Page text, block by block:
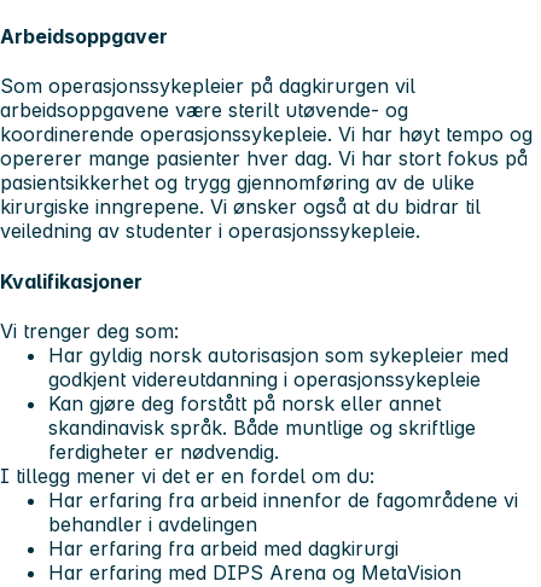
Arbeidsoppgaver
Som operasjonssykepleier på dagkirurgen vil
arbeidsoppgavene være sterilt utøvende- og
koordinerende operasjonssykepleie. Vi har høyt tempo og
opererer mange pasienter hver dag. Vi har stort fokus på
pasientsikkerhet og trygg gjennomføring av de ulike
kirurgiske inngrepene. Vi ønsker også at du bidrar til
veiledning av studenter i operasjonssykepleie.
Kvalifikasjoner
Vi trenger deg som:
Har gyldig norsk autorisasjon som sykepleier med
godkjent videreutdanning i operasjonssykepleie
Kan gjøre deg forstått på norsk eller annet
skandinavisk språk. Både muntlige og skriftlige
ferdigheter er nødvendig.
I tillegg mener vi det er en fordel om du:
Har erfaring fra arbeid innenfor de fagområdene vi
behandler i avdelingen
Har erfaring fra arbeid med dagkirurgi
Har erfaring med DIPS Arena og MetaVision